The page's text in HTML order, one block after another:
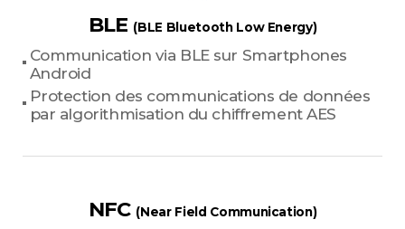
BLE (BLE Bluetooth Low Energy)
Communication via BLE sur Smartphones
Android
Protection des communications de données
par algorithmisation du chiffrement AES
NFC (Near Field Communication)